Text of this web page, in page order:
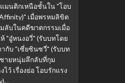
มนติกเหนือชั้นใน "โอบ
เมื่อพรหมลิขิต
ลับในคดีฆาตกรรมเมื่อ
"อู๋หนงอวี่" (รับบทโดย
กับ "เซี่ยซินซวี่" (รับบท
ายหนุ่มลึกลับที่กุม
ว้ เรื่องย่อ โอบรักแรง